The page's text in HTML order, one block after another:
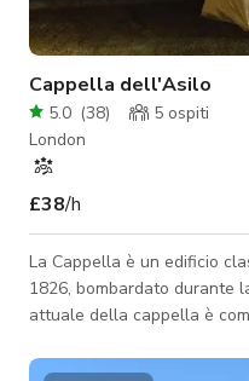
Cappella dell'Asilo
5.0 (38) 5 ospiti
London
£38/h
La Cappella è un edificio
1826, bombardato durante
attuale della cappella è